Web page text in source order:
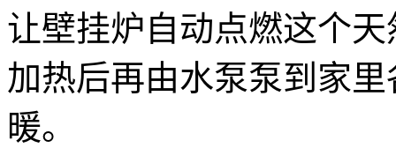
让壁挂炉自动点燃这个
加热后再由水泵泵到家
暖。